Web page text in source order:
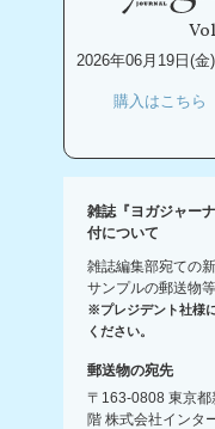
2026年06月19日(金
購入はこちら
雑誌『ヨガジャー
付について
雑誌編集部宛ての
サンプルの郵送物
※プレジデント社様
ください。
郵送物の宛先
〒163-0808 東京
階 株式会社インタ